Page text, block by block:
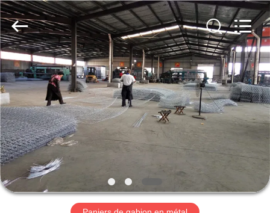
À
LA
MAISON
PRODUITS
VIDÉOS
Nova
Metal
Wire
Mesh
Products
Co.,
Ltd..
All
Rights
Reserved.